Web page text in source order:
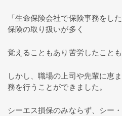
「生命保険会社で保険事務をし
保険の取り扱いが多く
覚えることもあり苦労したことも
しかし、職場の上司や先輩に恵
務を行うことができました。
シーエス損保のみならず、シー